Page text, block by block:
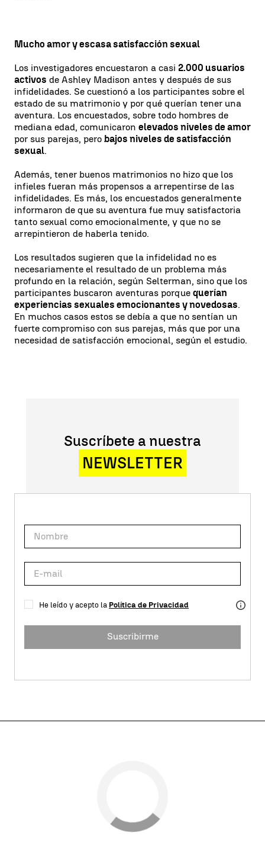
Mucho amor y escasa satisfacción sexual
Los investigadores encuestaron a casi 2.000 usuarios
activos de Ashley Madison antes y después de sus
infidelidades. Se cuestionó a los participantes sobre el
estado de su matrimonio y por qué querían tener una
aventura. Los encuestados, sobre todo hombres de
mediana edad, comunicaron elevados niveles de amor
por sus parejas, pero bajos niveles de satisfacción
sexual.
Además, tener buenos matrimonios no hizo que los
infieles fueran más propensos a arrepentirse de las
infidelidades. Es más, los encuestados generalmente
informaron de que su aventura fue muy satisfactoria
tanto sexual como emocionalmente, y que no se
arrepintieron de haberla tenido.
Los resultados sugieren que la infidelidad no es
necesariamente el resultado de un problema más
profundo en la relación, según Selterman, sino que los
participantes buscaron aventuras porque querían
experiencias sexuales emocionantes y novedosas.
En muchos casos estos se debía a que no sentían un
fuerte compromiso con sus parejas, más que por una
necesidad de satisfacción emocional, según el estudio.
Suscríbete a nuestra
NEWSLETTER
He leído y acepto la Política de Privacidad
Suscribirme